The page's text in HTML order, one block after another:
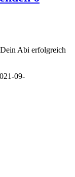
Abi erfolgreich
09-